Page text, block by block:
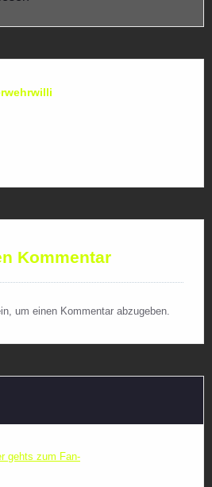
Kommentar
um einen Kommentar abzugeben.